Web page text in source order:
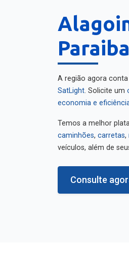
A região agora
SatLight . Solicite um
economia e
Temos a melhor
caminhões carretas
veículos, além de
Consulte